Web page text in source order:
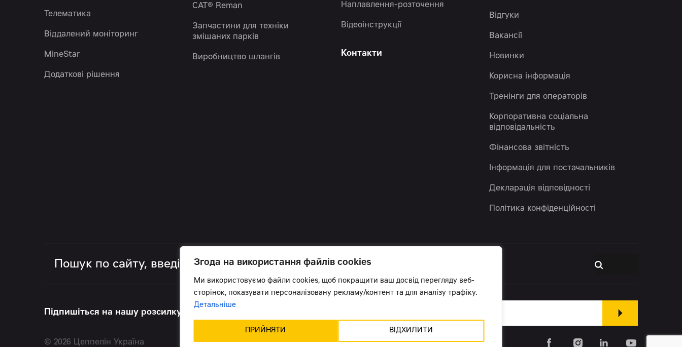
Згода на використання файлів cookies
Ми використовуємо файли cookies, щоб покращити ваш досвід перегляду веб-
сторінок, показувати персоналізовану рекламу/контент та для аналізу трафіку.
Детальніше
ВІДХИЛИТИ
ПРИЙНЯТИ
Телематика
Віддалений моніторинг
MineStar
Додаткові рішення
CAT® Reman
Запчастини для техніки
змішаних парків
Виробництво шлангів
Наплавлення-розточення
Відеоінструкції
Контакти
Відгуки
Вакансії
Новинки
Корисна інформація
Тренінги для операторів
Корпоративна соціальна
відповідальність
Фінансова звітність
Інформація для постачальників
Декларація відповідності
Політика конфіденційності
Підпишіться на нашу розсилку, щоб бути в курсі всіх новин:
© 2026 Цеппелін Україна Підтримка сайту -Червоний хамелеон